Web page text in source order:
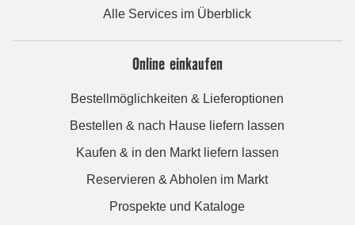
Alle Services im Überblick
Online einkaufen
Bestellmöglichkeiten & Lieferoptionen
Bestellen & nach Hause liefern lassen
Kaufen & in den Markt liefern lassen
Reservieren & Abholen im Markt
Prospekte und Kataloge